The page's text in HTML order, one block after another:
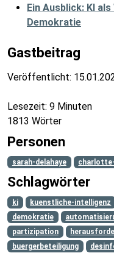
Ein Ausblick: KI
Demokratie
Gastbeitrag
Veröffentlicht:
Lesezeit: 9 Minuten
1813 Wörter
Personen
sarah-delahaye
Schlagwörter
ki kuenstliche-intelligenz
demokratie
partizipation
buergerbeteiligung